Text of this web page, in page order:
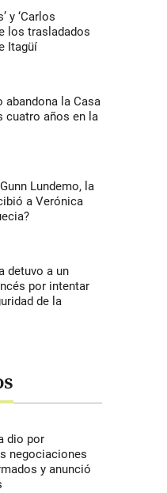
y ‘Carlos
los trasladados
Itagüí
abandona la Casa
cuatro años en la
Lundemo, la
a Verónica
detuvo a un
por intentar
de la
dio por
negociaciones
y anunció